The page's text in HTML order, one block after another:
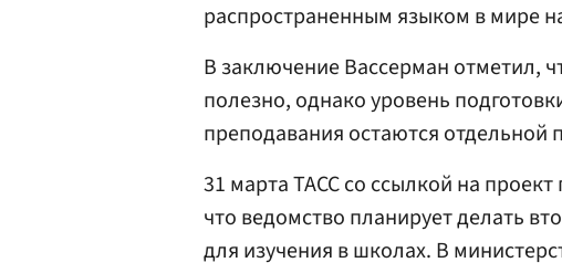
распространенным языком в мире
В заключение Вассерман отметил,
полезно, однако уровень
преподавания остаются отдельной
31 марта ТАСС со ссылкой на
что ведомство планирует делать
для изучения в школах. В